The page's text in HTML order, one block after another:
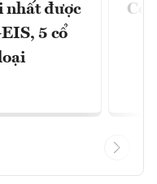
nhất được
5 cổ
Có